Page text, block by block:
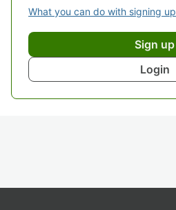
What you can do with signing up
Sign up
Login